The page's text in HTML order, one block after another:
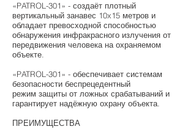
«PATROL-301» - создаёт плотный
вертикальный занавес 10x15 метров и
обладает превосходной способностью
обнаружения инфракрасного излучения от
передвижения человека на охраняемом
объекте.
«PATROL-301» - обеспечивает системам
безопасности беспрецедентный
режим защиты от ложных срабатываний и
гарантирует надёжную охрану объекта.
ПРЕИМУЩЕСТВА